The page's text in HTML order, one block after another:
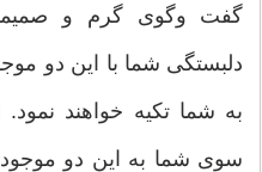
گفت وگوی گرم و
دلبستگی شما با این دو
به شما تکیه خواهند
سوی شما به این دو